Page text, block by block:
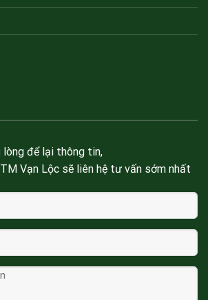
lòng để lại thông tin,
Vạn Lộc sẽ liên hệ tư vấn sớm nhất